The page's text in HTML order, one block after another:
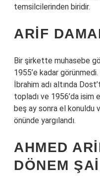
temsilcilerinden biridir.
ARIF
Bir şirkette muhasebe
1955’e kadar
İbrahim adı altında
topladı ve 1956’da isim
beş ay sonra el konuldu
önünde yargılandı.
AHMED
DÖNEM